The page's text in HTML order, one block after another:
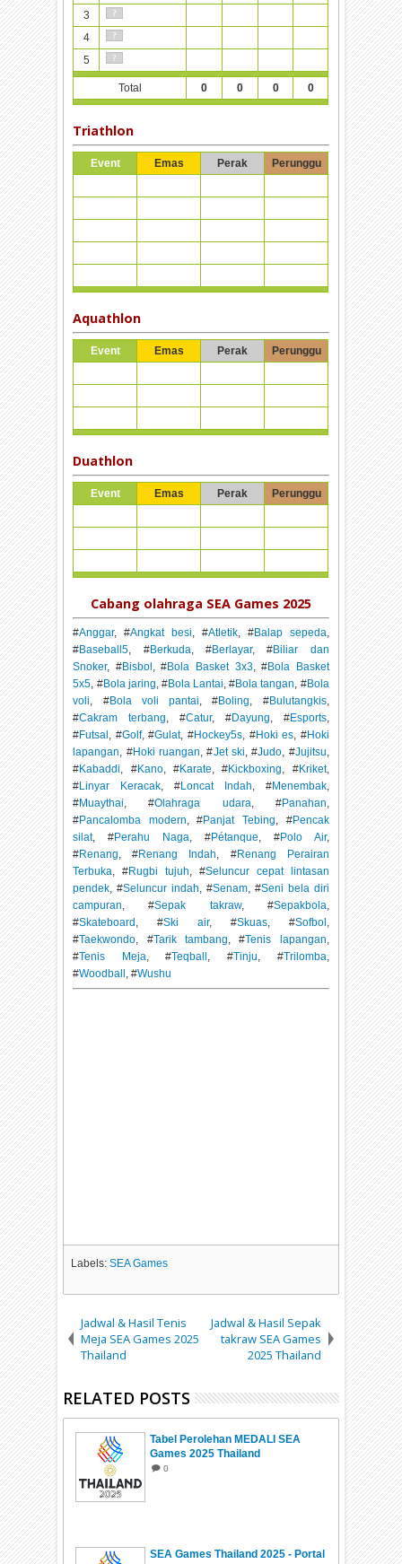
3
4
5
Total 0 0 0 0
Triathlon
Event Emas Perak Perunggu
Aquathlon
Event Emas Perak Perunggu
Duathlon
Event Emas Perak Perunggu
Cabang olahraga SEA Games 2025
#Anggar, #Angkat besi , #Atletik, #Balap sepeda
#Baseball5 , #Berkuda , #Berlayar, #Biliar dan
Snoker, #Bisbol , #Bola Basket 3x3, #Bola Basket
5x5 , #Bola jaring , #Bola Lantai , #Bola tangan , #Bola
voli , #Bola voli pantai , #Boling , #Bulutangkis,
#Cakram terbang , #Catur, #Dayung , #Esports,
#Futsal , #Golf, #Gulat, #Hockey5s , #Hoki es , #Hoki
lapangan , #Hoki ruangan , #Jet ski , #Judo , #Jujitsu
#Kabaddi , #Kano, #Karate , #Kickboxing , #Kriket,
#Linyar Keracak , #Loncat Indah , #Menembak,
#Muaythai , #Olahraga udara , #Panahan
#Pancalomba modern , #Panjat Tebing , #Pencak
silat, #Perahu Naga , #Pétanque , #Polo Air,
#Renang , #Renang Indah , #Renang Perairan
Terbuka , #Rugbi tujuh , #Seluncur cepat lintasan
pendek , #Seluncur indah , #Senam , #Seni bela diri
campuran , #Sepak takraw, #Sepakbola
#Skateboard , #Ski air, #Skuas, #Sofbol
#Taekwondo , #Tarik tambang , #Tenis lapangan
#Tenis Meja , #Teqball , #Tinju , #Trilomba
#Woodball , #Wushu
Labels:SEA Games
Jadwal & Hasil Tenis
Meja SEA Games 2025
Thailand
Jadwal & Hasil Sepak
takraw SEA Games
2025 Thailand
RELATED POSTS
Tabel Perolehan MEDALI SEA
Games 2025 Thailand
0
SEA Games Thailand 2025 - Portal